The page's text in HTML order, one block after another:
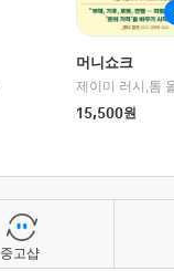
머니쇼크
15,500원
중고샵